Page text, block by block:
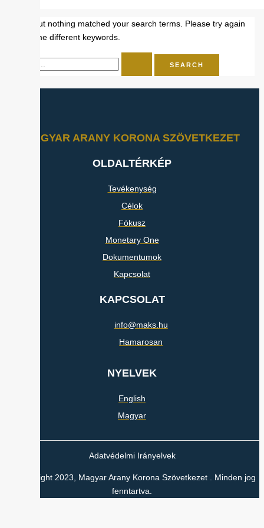
Sorry, but nothing matched your search terms. Please try again
with some different keywords.
MAGYAR ARANY KORONA SZÖVETKEZET
OLDALTÉRKÉP
Tevékenység
Célok
Fókusz
Monetary One
Dokumentumok
Kapcsolat
KAPCSOLAT
info@maks.hu
Hamarosan
NYELVEK
English
Magyar
Adatvédelmi Irányelvek
© Copyright 2023, Magyar Arany Korona Szövetkezet . Minden jog
fenntartva.